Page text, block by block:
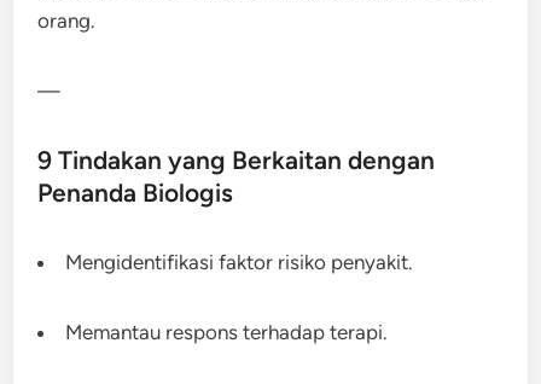
orang.
—
9 Tindakan yang Berkaitan dengan
Penanda Biologis
Mengidentifikasi faktor risiko penyakit.
Memantau respons terhadap terapi.